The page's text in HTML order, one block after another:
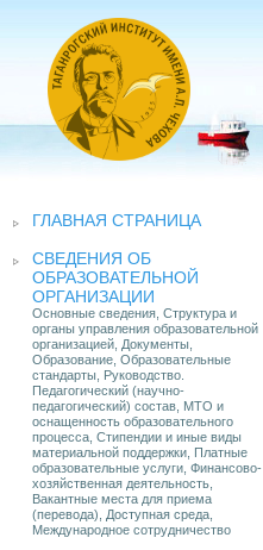
ГЛАВНАЯ СТРАНИЦА
СВЕДЕНИЯ ОБ
ОБРАЗОВАТЕЛЬНОЙ
ОРГАНИЗАЦИИ
Основные сведения, Структура и
органы управления образовательной
организацией, Документы,
Образование, Образовательные
стандарты, Руководство.
Педагогический (научно-
педагогический) состав, МТО и
оснащенность образовательного
процесса, Стипендии и иные виды
материальной поддержки, Платные
образовательные услуги, Финансово-
хозяйственная деятельность,
Вакантные места для приема
(перевода), Доступная среда,
Международное сотрудничество